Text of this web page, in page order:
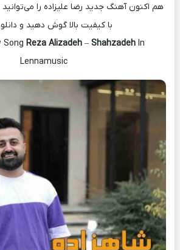
هم اکنون آهنگ جدید رضا علیزاده را
با کیفیت بالا گوش دهید و
Song Reza Alizadeh– ShahzadehIn
Lennamusic